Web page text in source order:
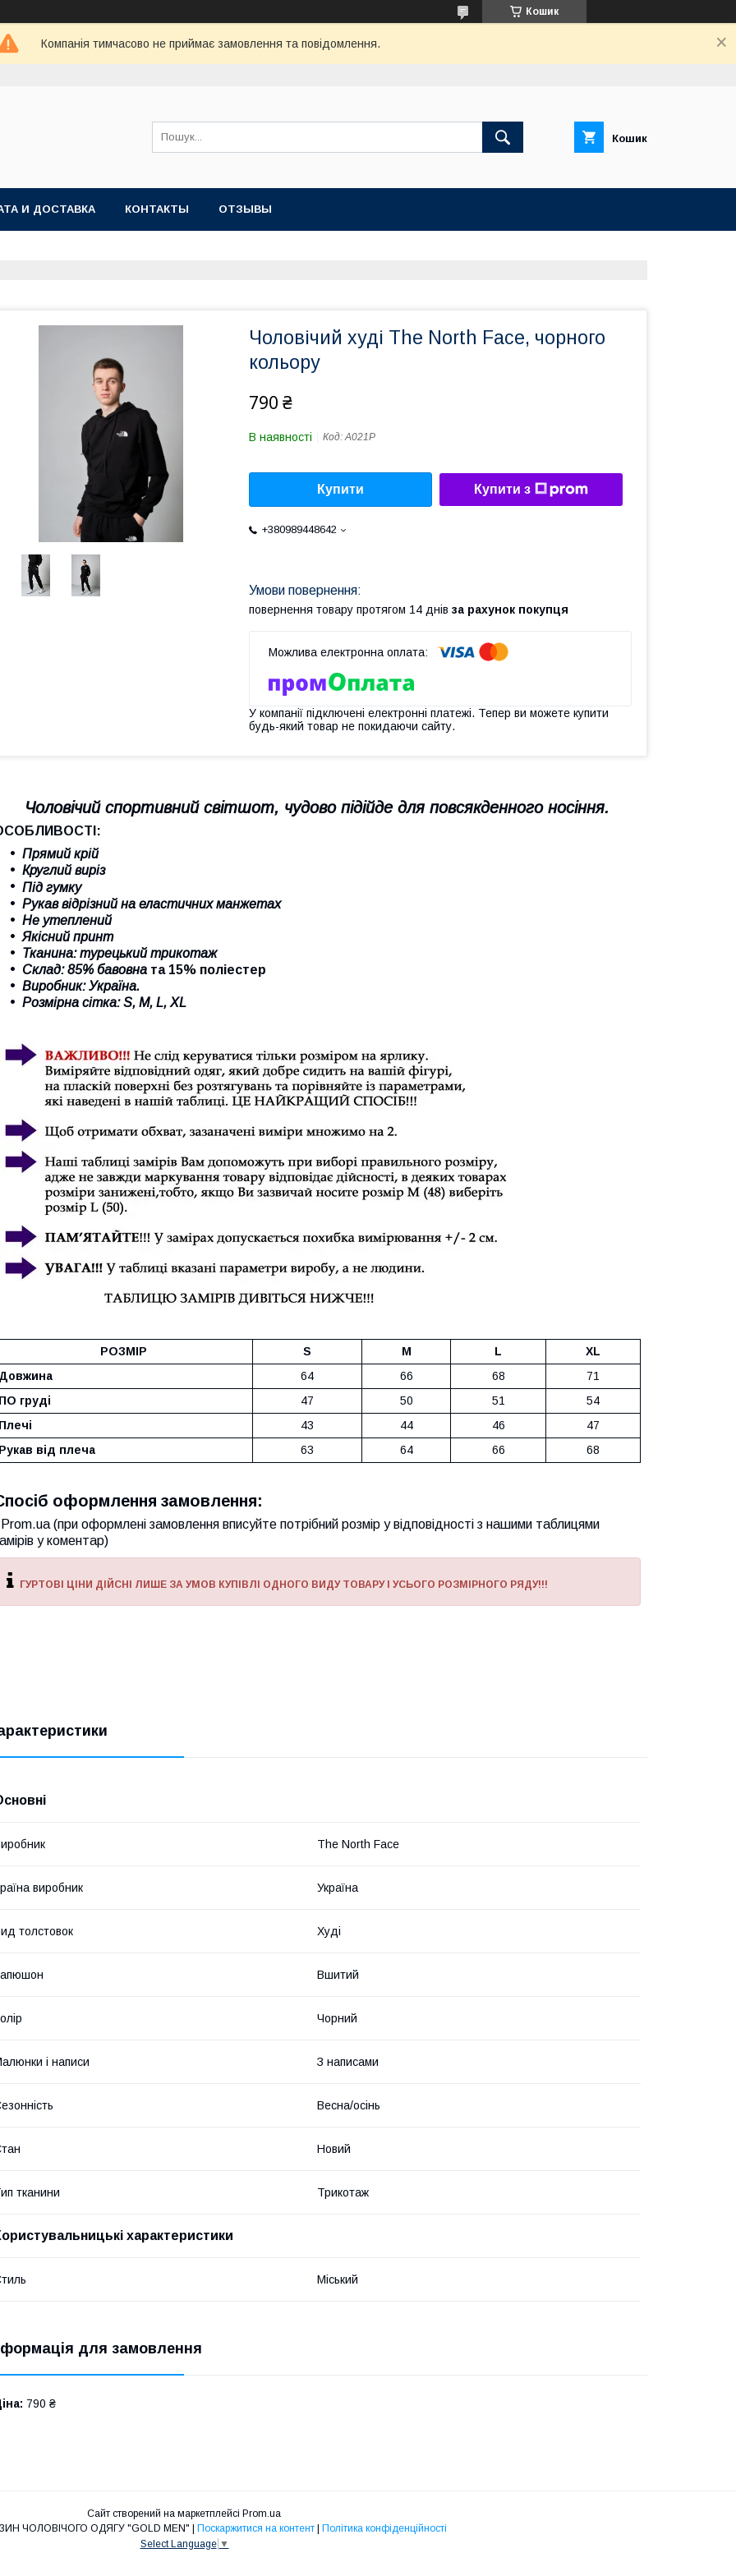
Кошик
Компанія тимчасово не приймає замовлення та повідомлення.
Кошик
И ДОСТАВКА КОНТАКТЫ ОТЗЫВЫ
Чоловічий худі The North Face, чорного
кольору
790 ₴
В наявності Код:А021P
Купити Купити з
+380989448642
повернення товару протягом 14 днів за рахунок покупця
У компанії підключені електронні платежі. Тепер ви можете купити
будь-який товар не покидаючи сайту.
Чоловічий спортивний світшот, чудово підійде для повсякденного носіння.
Прямий крій
Круглий виріз
Під гумку
Рукав відрізний на еластичних манжетах
Не утеплений
Якісний принт
Тканина: турецький трикотаж
Склад: 85% бавовна та 15% поліестер
Виробник: Україна.
Розмірна сітка: S, M, L, XL
РОЗМІР S M L
XL
Довжина
64 66 68
71
ПО груді
47 50 51
54
Плечі
43 44 46
47
Рукав від плеча
63 64 66 68
оформлення замовлення:
Prom.ua (при оформлені замовлення вписуйте потрібний розмір у відповідності з нашими таблицями
у коментар)
ГУРТОВІ ЦІНИ ДІЙСНІ ЛИШЕ ЗА УМОВ КУПІВЛІ ОДНОГО ВИДУ ТОВАРУ І УСЬОГО РОЗМІРНОГО РЯДУ!!!
The North Face
виробник Україна
толстовок Худі
Вшитий
Чорний
і написи З написами
Весна/осінь
Новий
тканини Трикотаж
характеристики
Міський
для замовлення
790 ₴
Сайт створений на маркетплейсі Prom.ua
ІНТЕРНЕТ-МАГАЗИН ЧОЛОВІЧОГО ОДЯГУ "GOLD MEN" | Поскаржитися на контент | Політика конфіденційності
Select Language ▼